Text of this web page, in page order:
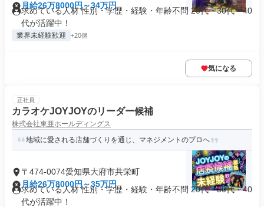
月給26万8000円～34万円
求めている人材 性別・学歴・経験・年齢不問 20代・30代・40
代が活躍中！
業界未経験歓迎 +20個
気になる
正社員
カラオケJOYJOYのリーダー候補
株式会社東亜ホールディングス
地域に愛される店舗づくりを通じ、マネジメントのプロへ
〒474-0074愛知県大府市共栄町
月給26万8000円～35万円
求めている人材 性別・学歴・経験・年齢不問 20代・30代・40
代が活躍中！